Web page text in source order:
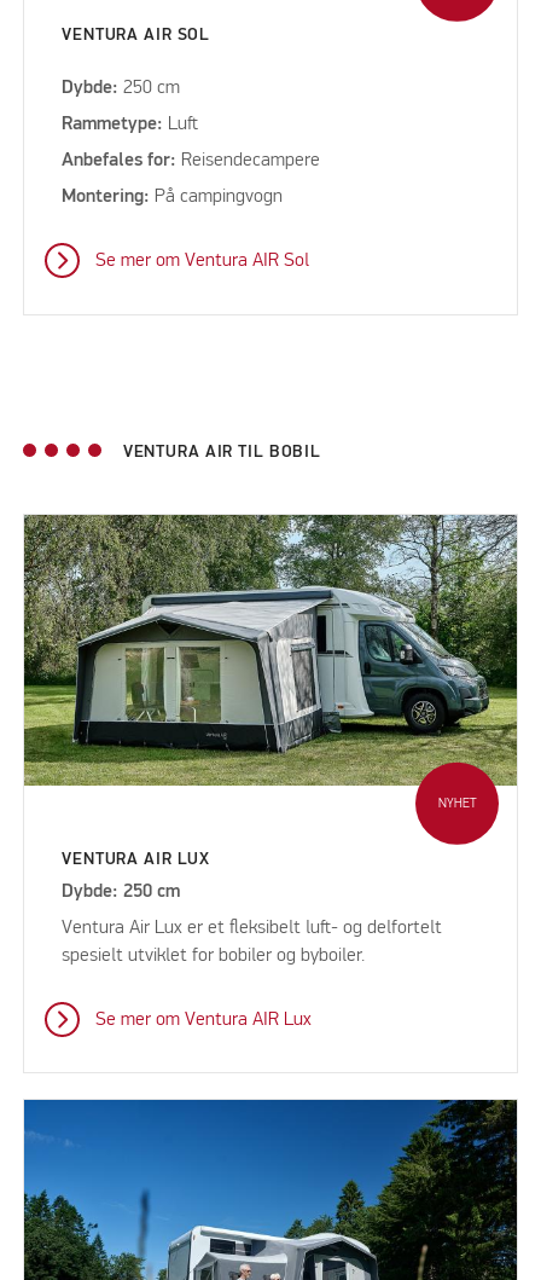
VENTURA AIR SOL
Dybde:250 cm
Rammetype: Luft
Anbefales for: Reisendecampere
Montering: På campingvogn
Se mer om Ventura AIR Sol
VENTURA AIR TIL BOBIL
NYHET
VENTURA AIR LUX
Dybde: 250 cm
Ventura Air Lux er et fleksibelt luft- og delfortelt
spesielt utviklet for bobiler og byboiler.
Se mer om Ventura AIR Lux